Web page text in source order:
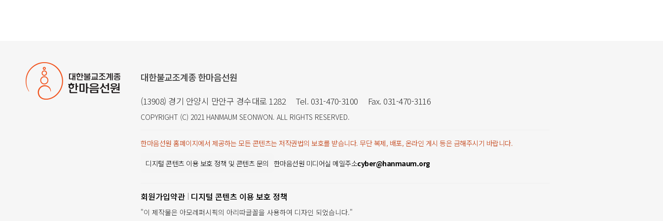
대한불교조계종 한마음선원
(13908) 경기 안양시 만안구 경수대로 1282 Tel. 031-470-3100 Fax. 031-470-3116
COPYRIGHT (C) 2021 HANMAUM SEONWON. ALL RIGHTS RESERVED.
한마음선원 홈페이지에서 제공하는 모든 콘텐츠는 저작권법의 보호를 받습니다. 무단 복제, 배포, 온라인 게시 등은 금해주시기 바랍니다.
디지털 콘텐츠 이용 보호 정책 및 콘텐츠 문의 한마음선원 미디어실 메일주소cyber@hanmaum.org
회원가입약관 디지털 콘텐츠 이용 보호 정책
"이 제작물은 아모레퍼시픽의 아리따글꼴을 사용하여 디자인 되었습니다."